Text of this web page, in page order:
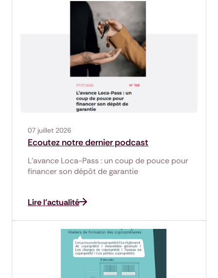
Ecoutez notre dernier podcast
07 juillet 2026
L’avance Loca-Pass : un coup de pouce pour
financer son dépôt de garantie
Lire l'actualité